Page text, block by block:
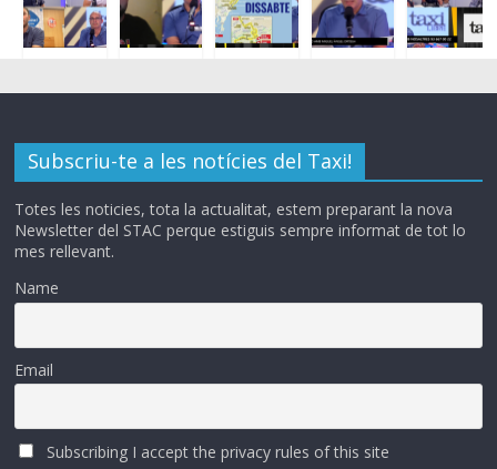
Subscriu-te a les notícies del Taxi!
Totes les noticies, tota la actualitat, estem preparant la nova
Newsletter del STAC perque estiguis sempre informat de tot lo
mes rellevant.
Name
Email
Subscribing I accept the privacy rules of this site